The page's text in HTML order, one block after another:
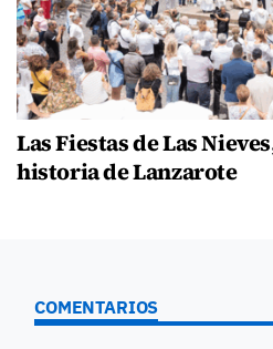
Las Fiestas de Las
historia de Lanzarote
COMENTARIOS